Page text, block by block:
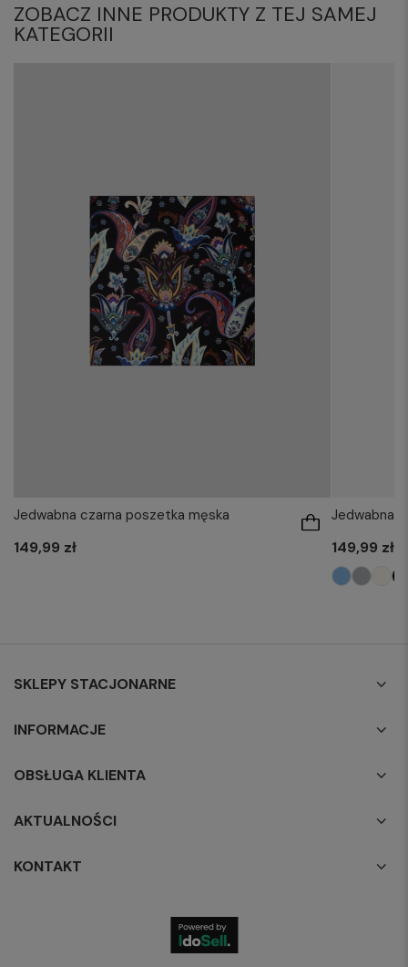
ZOBACZ INNE PRODUKTY Z TEJ SAMEJ
KATEGORII
Jedwabna czarna poszetka męska
149,99 zł
Jedwabna
149,99 zł
SKLEPY STACJONARNE
INFORMACJE
OBSŁUGA KLIENTA
AKTUALNOŚCI
KONTAKT